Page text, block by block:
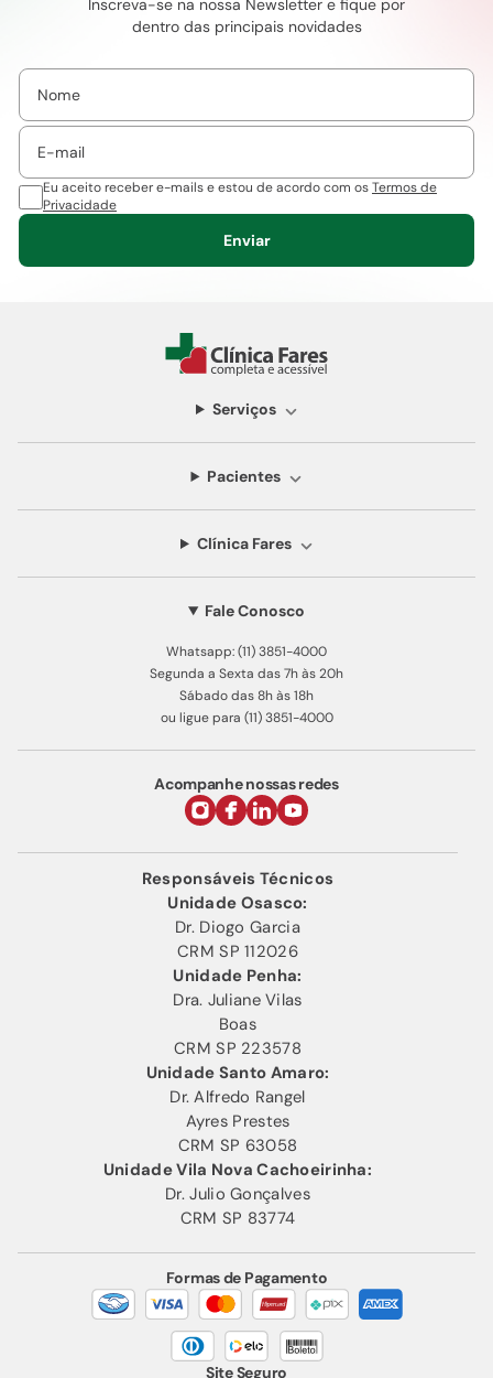
Inscreva-se na nossa Newsletter e fique por
dentro das principais novidades
Eu aceito receber e-mails e estou de acordo com osTermos de
Privacidade
Enviar
Serviços
Pacientes
Clínica Fares
Fale Conosco
Whatsapp: (11) 3851-4000
Segunda a Sexta das 7h às 20h
Sábado das 8h às 18h
ou ligue para (11) 3851-4000
Acompanhe nossas redes
Responsáveis Técnicos
Unidade Osasco:
Dr. Diogo Garcia
CRM SP 112026
Unidade Penha:
Dra. Juliane Vilas
Boas
CRM SP 223578
Unidade Santo Amaro:
Dr. Alfredo Rangel
Ayres Prestes
CRM SP 63058
Unidade Vila Nova Cachoeirinha:
Dr. Julio Gonçalves
CRM SP 83774
Formas de Pagamento
Site Seguro